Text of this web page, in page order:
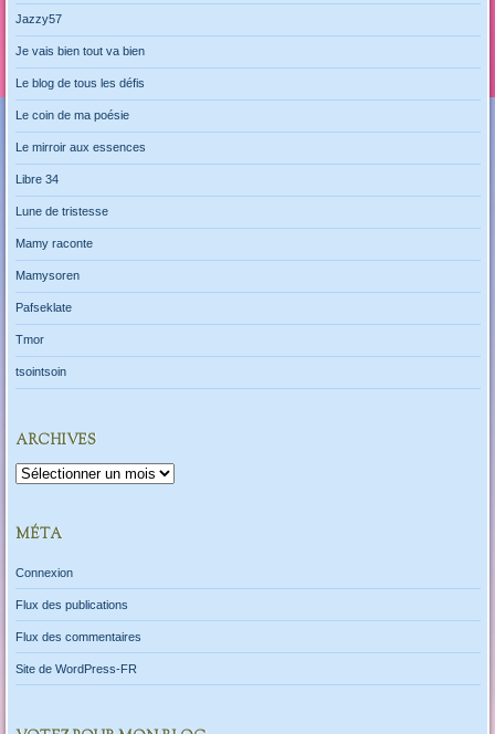
Jazzy57
Je vais bien tout va bien
Le blog de tous les défis
Le coin de ma poésie
Le mirroir aux essences
Libre 34
Lune de tristesse
Mamy raconte
Mamysoren
Pafseklate
Tmor
tsointsoin
ARCHIVES
Archives
MÉTA
Connexion
Flux des publications
Flux des commentaires
Site de WordPress-FR